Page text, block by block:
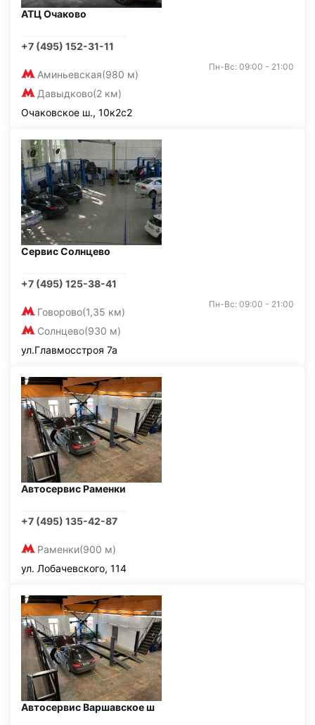
АТЦ Очаково
+7 (495) 152-31-11
Аминьевская(980 м)
Давыдково(2 км)
Пн-Вс: 09:00 - 21:00
Очаковское ш., 10к2с2
Сервис Солнцево
+7 (495) 125-38-41
Говорово(1,35 км)
Солнцево(930 м)
Пн-Вс: 09:00 - 21:00
ул.Главмосстроя 7а
Автосервис Раменки
+7 (495) 135-42-87
Раменки(900 м)
ул. Лобачевского, 114
Автосервис Варшавское ш